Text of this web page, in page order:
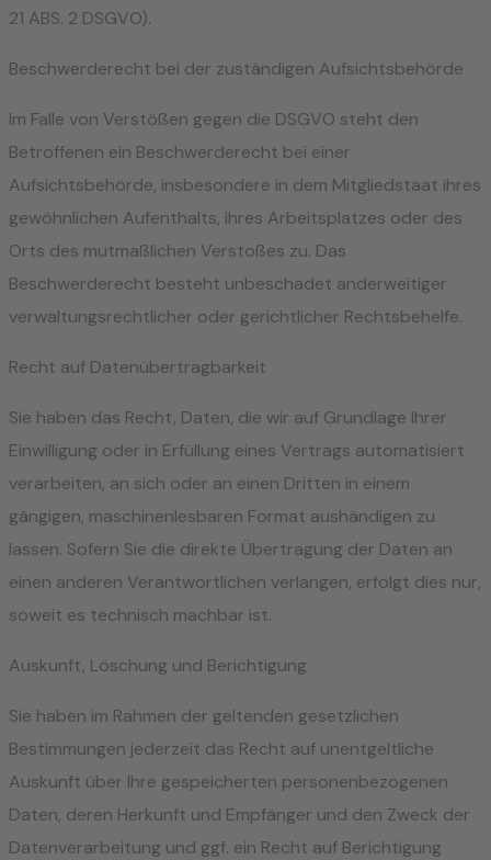
21 ABS. 2 DSGVO).
Beschwerde­recht bei der zuständigen Aufsichts­behörde
Im Falle von Verstößen gegen die DSGVO steht den
Betroffenen ein Beschwerderecht bei einer
Aufsichtsbehörde, insbesondere in dem Mitgliedstaat ihres
gewöhnlichen Aufenthalts, ihres Arbeitsplatzes oder des
Orts des mutmaßlichen Verstoßes zu. Das
Beschwerderecht besteht unbeschadet anderweitiger
verwaltungsrechtlicher oder gerichtlicher Rechtsbehelfe.
Recht auf Daten­übertrag­barkeit
Sie haben das Recht, Daten, die wir auf Grundlage Ihrer
Einwilligung oder in Erfüllung eines Vertrags automatisiert
verarbeiten, an sich oder an einen Dritten in einem
gängigen, maschinenlesbaren Format aushändigen zu
lassen. Sofern Sie die direkte Übertragung der Daten an
einen anderen Verantwortlichen verlangen, erfolgt dies nur,
soweit es technisch machbar ist.
Auskunft, Löschung und Berichtigung
Sie haben im Rahmen der geltenden gesetzlichen
Bestimmungen jederzeit das Recht auf unentgeltliche
Auskunft über Ihre gespeicherten personenbezogenen
Daten, deren Herkunft und Empfänger und den Zweck der
Datenverarbeitung und ggf. ein Recht auf Berichtigung